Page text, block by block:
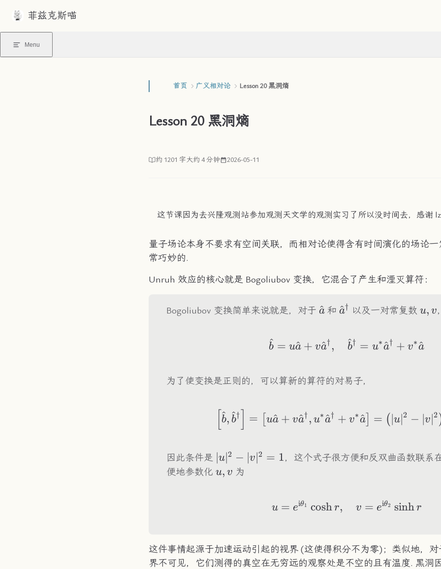
Skip to content
菲兹克斯喵
Menu
首页 广义相对论 Lesson 20 黑洞熵
Lesson 20 黑洞熵
约 1201 字大约 4 分钟 2026-05-11
这节课因为去兴隆观测站参加观测天文学的观测实习了所以没时间去，感谢
量子场论本身不要求有空间关联，而相对论使得含有时间演化的场论
常巧妙的.
Unruh 效应的核心就是 Bogoliubov 变换，它混合了产生和湮灭算符：
Bogoliubov 变换简单来说就是，对于 \hat{a}
a
^ 和 \hat{a}^\dagger
a
^† 以及一对常复数 u,v
u, v
\hat{b} =
b
^ = ua
^ + va
^† , b
^† = u∗a
^† + v∗a
^
为了使变换是正则的，可以算新的算符的对易子，
b
^, b
^† = ua
^ + va
^† , u∗a
^† + v∗a
^] = (∣u∣2 − ∣v∣2
因此条件是 |u|^2-
|v|^2=1
u 2 − ∣v 2 = 1，这个式子很方便和反双曲函数联系
便地参数化 u,v
u, v 为
u = eiθ1 coshr, v = eiθ2 sinhr
这件事情起源于加速运动引起的视界 (这使得积分不为零)；类似地，
界不可见，它们测得的真空在无穷远的观察处是不空的且有温度. 黑洞